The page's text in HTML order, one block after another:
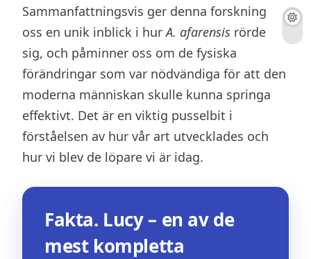
Sammanfattningsvis ger denna forskning
oss en unik inblick i hurA. afarensis rörde
sig, och påminner oss om de fysiska
förändringar som var nödvändiga för att den
moderna människan skulle kunna springa
effektivt. Det är en viktig pusselbit i
förståelsen av hur vår art utvecklades och
hur vi blev de löpare vi är idag.
Fakta. Lucy – en av de
mest kompletta